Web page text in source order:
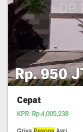
Rp. 950
Cepat
KPR: Rp.4,005,238